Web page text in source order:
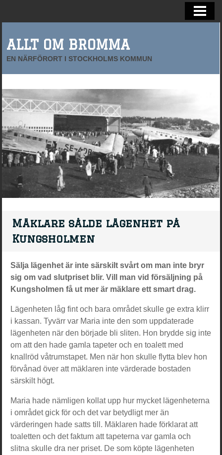
ALLT OM BROMMA
EN NÄRFÖRORT I STOCKHOLMS KOMMUN
Mäklare sålde lägenhet på
Kungsholmen
Sälja lägenhet är inte särskilt svårt om man inte bryr
sig om vad slutpriset blir. Vill man vid försäljning på
Kungsholmen få ut mer är mäklare ett smart drag.
Lägenheten låg fint och bara området skulle ge extra klirr
i kassan. Tyvärr var Maria inte den som uppdaterade
lägenheten när den började bli sliten. Hon brydde sig inte
om att den hade gamla tapeter och en toalett med
knallröd våtrumstapet. Men när hon skulle flytta blev hon
förvånad över att mäklaren inte värderade bostaden
särskilt högt.
Maria hade nämligen kollat upp hur mycket lägenheterna
i området gick för och det var betydligt mer än
värderingen hade satts till. Mäklaren hade förklarat att
toaletten och det faktum att tapeterna var gamla och
slitna skulle dra ner priset. De som köpte lägenheten